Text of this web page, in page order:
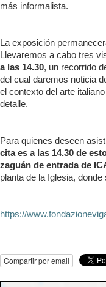
más informalista.
La exposición
Llevaremos a cabo tres
a las 14.30, un recorrido
del cual daremos noticia
el contexto del arte
detalle.
Para quienes deseen
cita es a las 14.30 de
zaguán de entrada de
planta de la Iglesia,
https://
Compartir por email